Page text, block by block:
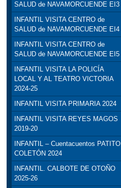
SALUD de NAVAMORCUENDE EI3
INFANTIL VISITA CENTRO de
SALUD de NAVAMORCUENDE EI4
INFANTIL VISITA CENTRO de
SALUD de NAVAMORCUENDE EI5
INFANTIL VISITA LA POLICÍA
LOCAL Y AL TEATRO VICTORIA
2024-25
INFANTIL VISITA PRIMARIA 2024
INFANTIL VISITA REYES MAGOS
2019-20
INFANTIL – Cuentacuentos PATITO
COLETÓN 2024
INFANTIL. CALBOTE DE OTOÑO
2025-26